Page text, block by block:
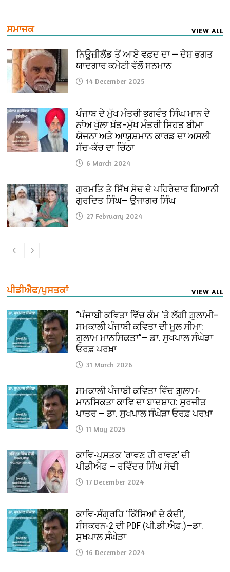
ਸਮਾਜਕ VIEW ALL
ਨਿਊਜ਼ੀਲੈਂਡ ਤੋਂ ਆਏ ਵਫ਼ਦ ਦਾ — ਦੇਸ਼ ਭਗਤ
ਯਾਦਗਾਰ ਕਮੇਟੀ ਵੱਲੋਂ ਸਨਮਾਨ
14 December 2025
ਪੰਜਾਬ ਦੇ ਮੁੱਖ ਮੰਤਰੀ ਭਗਵੰਤ ਸਿੰਘ ਮਾਨ ਦੇ
ਨਾਂਅ ਖੁੱਲਾ ਖ਼ੱਤ–ਮੁੱਖ ਮੰਤਰੀ ਸਿਹਤ ਬੀਮਾ
ਯੋਜਨਾ ਅਤੇ ਆਯੁਸ਼ਮਾਨ ਕਾਰਡ ਦਾ ਅਸਲੀ
ਸੱਚ-ਕੱਚ ਦਾ ਚਿੱਠਾ
6 March 2024
ਗੁਰਮਤਿ ਤੇ ਸਿੱਖ ਸੋਚ ਦੇ ਪਹਿਰੇਦਾਰ ਗਿਆਨੀ
ਗੁਰਦਿਤ ਸਿੰਘ— ਉਜਾਗਰ ਸਿੰਘ
27 February 2024
ਪੀਡੀਐਫ/ਪੁਸਤਕਾਂ VIEW ALL
“ਪੰਜਾਬੀ ਕਵਿਤਾ ਵਿੱਚ ਕੰਮ ‘ਤੇ ਲੱਗੀ ਗ਼ੁਲਾਮੀ–
ਸਮਕਾਲੀ ਪੰਜਾਬੀ ਕਵਿਤਾ ਦੀ ਮੂਲ ਸੀਮਾ:
ਗ਼ੁਲਾਮ ਮਾਨਸਿਕਤਾ”— ਡਾ. ਸੁਖਪਾਲ ਸੰਘੇੜਾ
ਓਰਫ਼ ਪਰਖ਼ਾ
31 March 2026
ਸਮਕਾਲੀ ਪੰਜਾਬੀ ਕਵਿਤਾ ਵਿੱਚ ਗ਼ੁਲਾਮ-
ਮਾਨਸਿਕਤਾ ਕਾਵਿ ਦਾ ਬਾਦਸ਼ਾਹ: ਸੁਰਜੀਤ
ਪਾਤਰ — ਡਾ. ਸੁਖਪਾਲ ਸੰਘੇੜਾ ਓਰਫ਼ ਪਰਖ਼ਾ
11 May 2025
ਕਾਵਿ-ਪੁਸਤਕ ‘ਰਾਵਣ ਹੀ ਰਾਵਣ’ ਦੀ
ਪੀਡੀਐਫ — ਰਵਿੰਦਰ ਸਿੰਘ ਸੋਢੀ
17 December 2024
ਕਾਵਿ-ਸੰਗ੍ਰਹਿ ‘ਕਿੱਸਿਆਂ ਦੇ ਕੈਦੀ’,
ਸੰਸਕਰਨ-2 ਦੀ PDF (ਪੀ.ਡੀ.ਐਫ਼.)—ਡਾ.
ਸੁਖਪਾਲ ਸੰਘੇੜਾ
16 December 2024